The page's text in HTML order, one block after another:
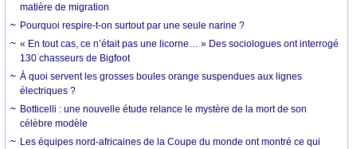
matière de migration
Pourquoi respire-t-on surtout par une seule narine ?
« En tout cas, ce n’était pas une licorne… » Des sociologues ont interrogé
130 chasseurs de Bigfoot
À quoi servent les grosses boules orange suspendues aux lignes
électriques ?
Botticelli : une nouvelle étude relance le mystère de la mort de son
célèbre modèle
Les équipes nord-africaines de la Coupe du monde ont montré ce qui